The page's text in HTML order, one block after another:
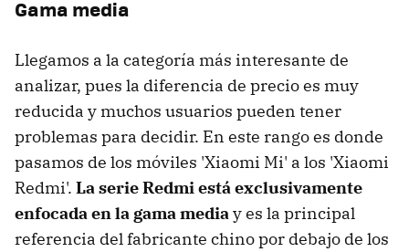
Gama media
Llegamos a la categoría más interesante de
analizar, pues la diferencia de precio es muy
reducida y muchos usuarios pueden tener
problemas para decidir. En este rango es donde
pasamos de los móviles 'Xiaomi Mi' a los 'Xiaomi
Redmi'. La serie Redmi está exclusivamente
enfocada en la gama mediay es la principal
referencia del fabricante chino por debajo de los